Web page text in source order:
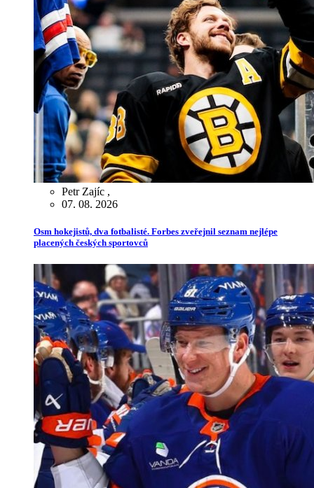
Petr Zajíc ,
07. 08. 2026
Osm hokejistů, dva fotbalisté. Forbes zveřejnil seznam nejlépe
placených českých sportovců